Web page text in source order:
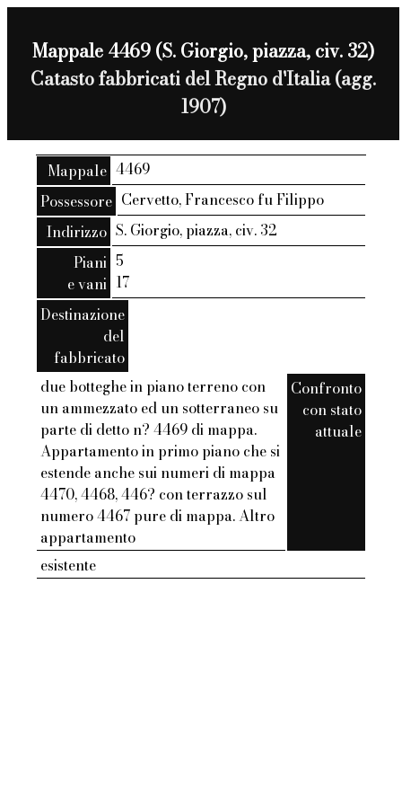
Mappale 4469 (S. Giorgio, piazza, civ. 32)
Catasto fabbricati del Regno d'Italia (agg.
1907)
Mappale 4469
Possessore Cervetto, Francesco fu Filippo
Indirizzo S. Giorgio, piazza, civ. 32
Piani
e vani
5
17
Destinazione
del
fabbricato
due botteghe in piano terreno con
un ammezzato ed un sotterraneo su
parte di detto n? 4469 di mappa.
Appartamento in primo piano che si
estende anche sui numeri di mappa
4470, 4468, 446? con terrazzo sul
numero 4467 pure di mappa. Altro
appartamento
Confronto
con stato
attuale
esistente